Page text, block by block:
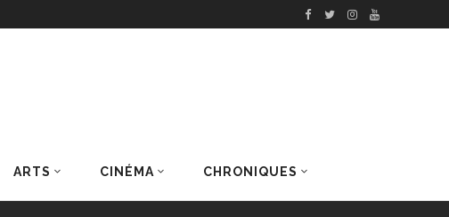
ARTS CINÉMA CHRONIQUES